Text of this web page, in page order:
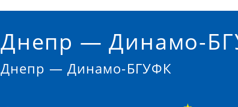
Днепр — Динамо-
Днепр — Динамо-БГУФК